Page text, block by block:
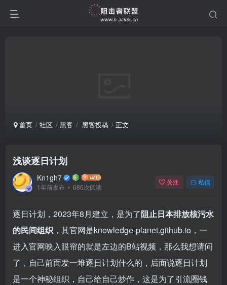
首页 社区 黑客 黑客投稿 正文
浅谈逐日计划
Kn1gh7
1年前发布 686次阅读
关注 私信
逐日计划，2023年8月建立，是为了阻止日本排放核污水
的民间组织 ，其官网是knowledge-planet.github.io，一
进入官网映入眼帘的就是左边的B站视频，那么我想请问
了，自己前面发一堆逐日计划什么的，后面说逐日计划
是一个神秘组织，自己给自己炒作，这是为了引流圈钱